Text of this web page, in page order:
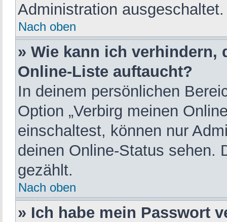
Administration ausgeschaltet.
Nach oben
» Wie kann ich verhindern,
Online-Liste auftaucht?
In deinem persönlichen
Option „Verbirg meinen
einschaltest, können nur
deinen Online-Status sehen.
gezählt.
Nach oben
» Ich habe mein Passwort